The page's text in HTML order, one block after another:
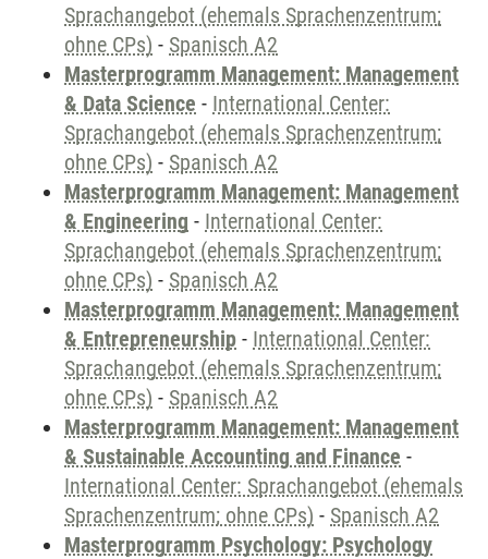
Sprachangebot (ehemals Sprachenzentrum;
ohne CPs) - Spanisch A2
Masterprogramm Management: Management
& Data Science - International Center:
Sprachangebot (ehemals Sprachenzentrum;
ohne CPs) - Spanisch A2
Masterprogramm Management: Management
& Engineering - International Center:
Sprachangebot (ehemals Sprachenzentrum;
ohne CPs) - Spanisch A2
Masterprogramm Management: Management
& Entrepreneurship - International Center:
Sprachangebot (ehemals Sprachenzentrum;
ohne CPs) - Spanisch A2
Masterprogramm Management: Management
& Sustainable Accounting and Finance -
International Center: Sprachangebot (ehemals
Sprachenzentrum; ohne CPs) - Spanisch A2
Masterprogramm Psychology: Psychology